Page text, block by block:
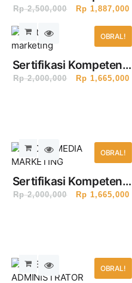
Desainer Multimedia
Madya Bersertifikat
BNSP (1 Hari)
Rp2,500,000 Rp 1,887,000
OBRAL!
Sertifikasi Kompetensi
Digital Marketing
Rp2,000,000 Rp 1,665,000
OBRAL!
Sertifikasi Kompetensi
Social Media
Rp2,000,000 Rp 1,665,000
OBRAL!